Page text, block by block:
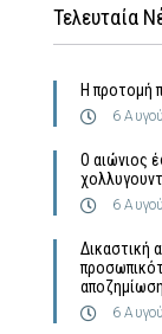
Τελευταία
Η προτομή
6
Ο αιώνιος
6
Δικαστική
6